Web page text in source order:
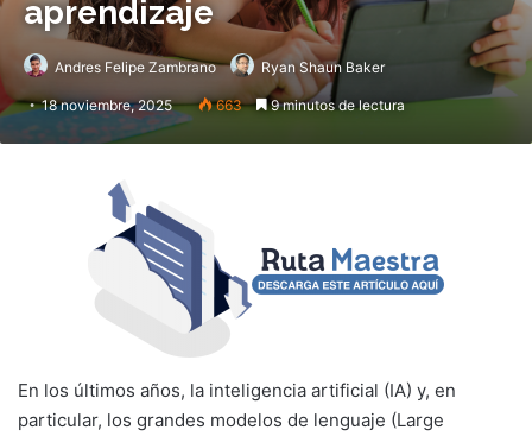
aprendizaje
Andres Felipe Zambrano Ryan Shaun Baker
18 noviembre, 2025 663 9 minutos de lectura
En los últimos años, la inteligencia artificial (IA) y, en
particular, los grandes modelos de lenguaje (Large